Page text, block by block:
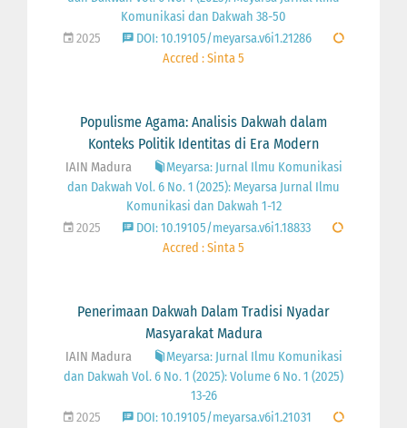
Komunikasi dan Dakwah 38-50
2025
DOI: 10.19105/meyarsa.v6i1.21286
Accred : Sinta 5
Populisme Agama: Analisis Dakwah dalam
Konteks Politik Identitas di Era Modern
IAIN Madura
Meyarsa: Jurnal Ilmu Komunikasi
dan Dakwah Vol. 6 No. 1 (2025): Meyarsa Jurnal Ilmu
Komunikasi dan Dakwah 1-12
2025
DOI: 10.19105/meyarsa.v6i1.18833
Accred : Sinta 5
Penerimaan Dakwah Dalam Tradisi Nyadar
Masyarakat Madura
IAIN Madura
Meyarsa: Jurnal Ilmu Komunikasi
dan Dakwah Vol. 6 No. 1 (2025): Volume 6 No. 1 (2025)
13-26
2025
DOI: 10.19105/meyarsa.v6i1.21031